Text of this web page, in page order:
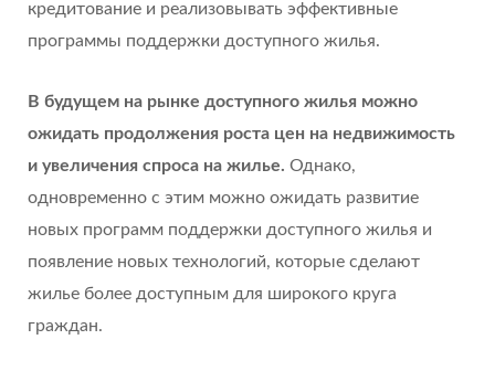
кредитование и реализовывать эффективные
программы поддержки доступного жилья.
В будущем на рынке доступного жилья можно
ожидать продолжения роста цен на недвижимость
и увеличения спроса на жилье. Однако,
одновременно с этим можно ожидать развитие
новых программ поддержки доступного жилья и
появление новых технологий, которые сделают
жилье более доступным для широкого круга
граждан.